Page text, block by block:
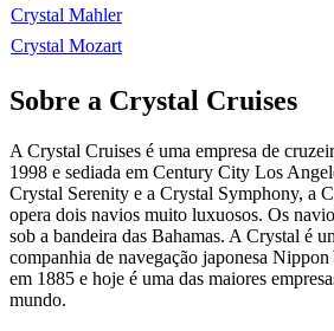
Crystal Mahler
Crystal Mozart
Sobre a Crystal Cruises
A Crystal Cruises é uma empresa de
1998 e sediada em Century City Los
Crystal Serenity e a Crystal Symphony, a
opera dois navios muito luxuosos. Os
sob a bandeira das Bahamas. A Crystal é
companhia de navegação japonesa
em 1885 e hoje é uma das maiores
mundo.